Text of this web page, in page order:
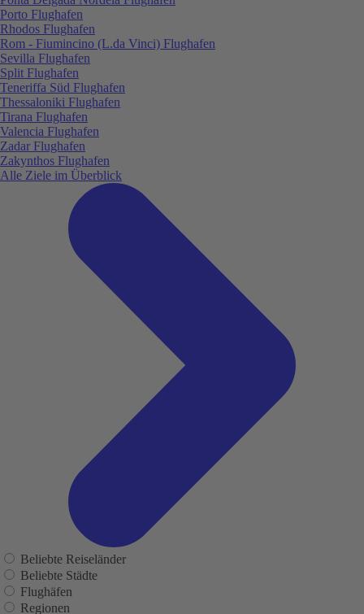
Porto Flughafen
Rhodos Flughafen
Rom - Fiumincino (L.da Vinci) Flughafen
Sevilla Flughafen
Split Flughafen
Teneriffa Süd Flughafen
Thessaloniki Flughafen
Tirana Flughafen
Valencia Flughafen
Zadar Flughafen
Zakynthos Flughafen
Alle Ziele im Überblick
Beliebte Reiseländer
Beliebte Städte
Flughäfen
Regionen